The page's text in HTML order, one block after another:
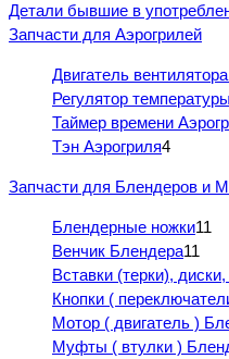
Детали бывшие в
Запчасти для Аэрогрилей
Двигатель
Регулятор
Таймер времени
Тэн Аэрогриля4
Запчасти для Блендеров и
Блендерные ножки11
Венчик Блендера11
Вставки (терки),
Кнопки (
Мотор ( двигатель )
Муфты ( втулки )